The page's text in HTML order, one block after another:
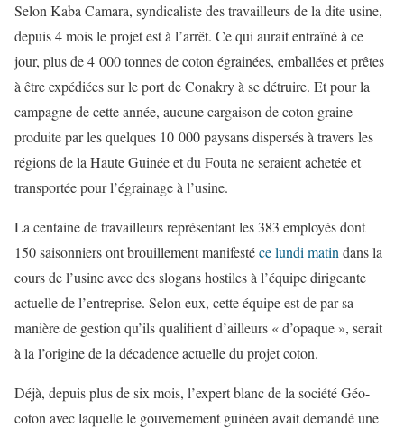
Selon Kaba Camara, syndicaliste des travailleurs de la dite usine,
depuis 4 mois le projet est à l’arrêt. Ce qui aurait entraîné à ce
jour, plus de 4 000 tonnes de coton égrainées, emballées et prêtes
à être expédiées sur le port de Conakry à se détruire. Et pour la
campagne de cette année, aucune cargaison de coton graine
produite par les quelques 10 000 paysans dispersés à travers les
régions de la Haute Guinée et du Fouta ne seraient achetée et
transportée pour l’égrainage à l’usine.
La centaine de travailleurs représentant les 383 employés dont
150 saisonniers ont brouillement manifestéce lundi matin dans la
cours de l’usine avec des slogans hostiles à l’équipe dirigeante
actuelle de l’entreprise. Selon eux, cette équipe est de par sa
manière de gestion qu’ils qualifient d’ailleurs « d’opaque », serait
à la l’origine de la décadence actuelle du projet coton.
Déjà, depuis plus de six mois, l’expert blanc de la société Géo-
coton avec laquelle le gouvernement guinéen avait demandé une